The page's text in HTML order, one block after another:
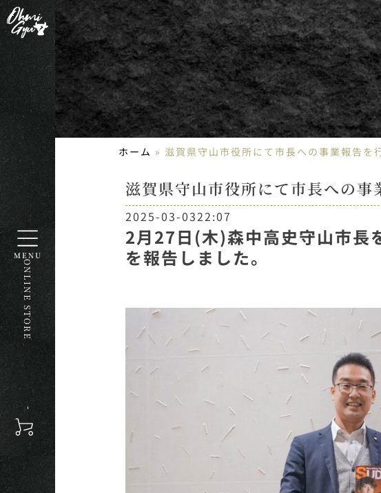
MENU
ONLINE STORE
ホーム » 滋賀県守山市役所にて市長への事業報告を
滋賀県守山市役所にて市長への事
2025-03-0322:07
2月27日(木)森中高史守山市長
を報告しました。